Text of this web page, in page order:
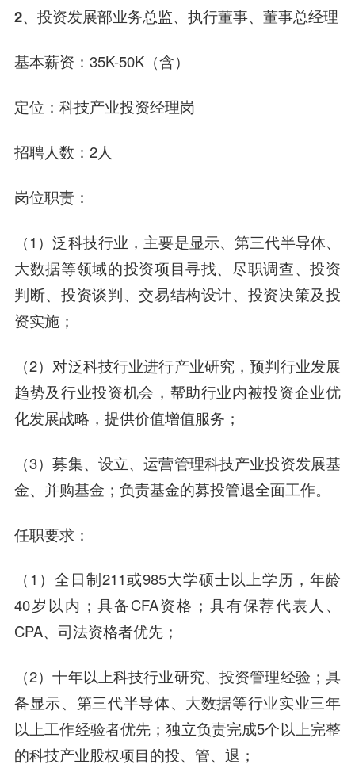
2、投资发展部业务总监、执行董事、董事总经理
基本薪资：35K-50K（含）
定位：科技产业投资经理岗
招聘人数：2人
岗位职责：
（1）泛科技行业，主要是显示、第三代半导体、
大数据等领域的投资项目寻找、尽职调查、投资
判断、投资谈判、交易结构设计、投资决策及投
资实施；
（2）对泛科技行业进行产业研究，预判行业发展
趋势及行业投资机会，帮助行业内被投资企业优
化发展战略，提供价值增值服务；
（3）募集、设立、运营管理科技产业投资发展基
金、并购基金；负责基金的募投管退全面工作。
任职要求：
（1）全日制211或985大学硕士以上学历，年龄
40岁以内；具备CFA资格；具有保荐代表人、
CPA、司法资格者优先；
（2）十年以上科技行业研究、投资管理经验；具
备显示、第三代半导体、大数据等行业实业三年
以上工作经验者优先；独立负责完成5个以上完整
的科技产业股权项目的投、管、退；